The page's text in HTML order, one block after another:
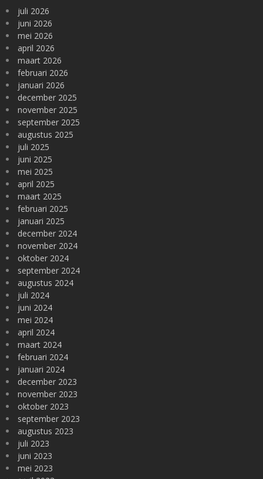
juli 2026
juni 2026
mei 2026
april 2026
maart 2026
februari 2026
januari 2026
december 2025
november 2025
september 2025
augustus 2025
juli 2025
juni 2025
mei 2025
april 2025
maart 2025
februari 2025
januari 2025
december 2024
november 2024
oktober 2024
september 2024
augustus 2024
juli 2024
juni 2024
mei 2024
april 2024
maart 2024
februari 2024
januari 2024
december 2023
november 2023
oktober 2023
september 2023
augustus 2023
juli 2023
juni 2023
mei 2023